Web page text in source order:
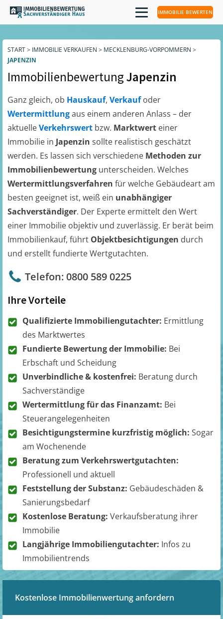
IMMOBILIE BEWERTEN
START> IMMOBILIE VERKAUFEN > MECKLENBURG-VORPOMMERN >
JAPENZIN
ImmobilienbewertungJapenzin
Ganz gleich, ob Hauskauf, Verkaufoder
Wertermittlungaus einem anderen Anlass – der
aktuelleVerkehrswert bzw. Marktwert einer
Immobilie in Japenzin sollte realistisch geschätzt
werden. Es lassen sich verschiedene Methoden zur
Immobilienbewertung unterscheiden. Welches
Wertermittlungsverfahren für welche Gebäudeart am
besten geeignet ist, weiß ein unabhängiger
Sachverständiger. Der Experte ermittelt den Wert
einer Immobilie objektiv und zuverlässig. Er berät beim
Immobilienkauf, führt Objektbesichtigungen durch
und erstellt fundierte Wertgutachten.
Telefon: 0800 589 0225
Ihre Vorteile
Qualifizierte Immobiliengutachter: Ermittlung
des Marktwertes
Fundierte Bewertung der Immobilie: Bei
Erbschaft und Scheidung
Unverbindliche & kostenfrei: Beratung durch
Sachverständige
Wertermittlung für das Finanzamt: Bei
Steuerangelegenheiten
Besichtigungstermine kurzfristig möglich: Sogar
am Wochenende
Beratung zum Verkehrswertgutachten:
Professionell und aktuell
Feststellung der Substanz: Gebäudeschäden &
Sanierungsbedarf
Kostenlose Beratung: Verkaufsberatung ihrer
Immobilie
Langjährige Immobiliengutachter: Infos zu
Immobilientrends
Kostenlose Immobilienwertung anfordern